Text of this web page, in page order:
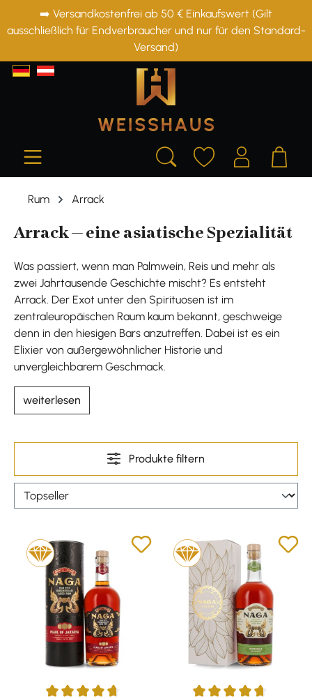
springen
➡️ Versandkostenfrei ab 50 € Einkaufswert (Gilt
ausschließlich für Endverbraucher und nur für den Standard-
Versand)
Rum Arrack
Arrack – eine asiatische Spezialität
Was passiert, wenn man Palmwein, Reis und mehr als
zwei Jahrtausende Geschichte mischt? Es entsteht
Arrack. Der Exot unter den Spirituosen ist im
zentraleuropäischen Raum kaum bekannt, geschweige
denn in den hiesigen Bars anzutreffen. Dabei ist es ein
Elixier von außergewöhnlicher Historie und
unvergleichbarem Geschmack.
weiterlesen
Produkte filtern